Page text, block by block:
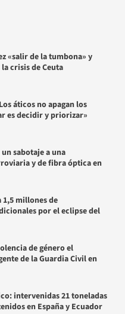
«salir de la tumbona» y
crisis de Ceuta
áticos no apagan los
es decidir y priorizar»
sabotaje a una
y de fibra óptica en
1,5 millones de
por el eclipse del
de género el
de la Guardia Civil en
intervenidas 21 toneladas
en España y Ecuador